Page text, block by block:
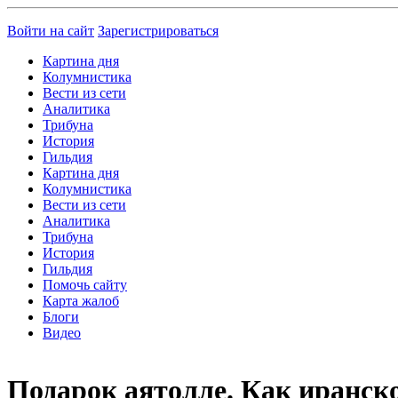
Войти на сайт Зарегистрироваться
Картина дня
Колумнистика
Вести из сети
Аналитика
Трибуна
История
Гильдия
Картина дня
Колумнистика
Вести из сети
Аналитика
Трибуна
История
Гильдия
Помочь сайту
Карта жалоб
Блоги
Видео
Подарок аятолле. Как